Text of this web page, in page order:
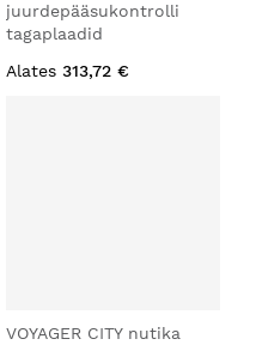
juurdepääsukontrolli
tagaplaadid
Alates 313,72 €
VOYAGER CITY nutika